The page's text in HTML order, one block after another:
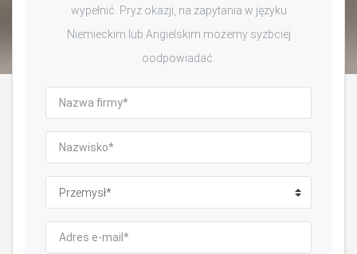
wypełnić. Pryz okazji, na zapytania w języku
Niemieckim lub Angielskim możemy syzbciej
oodpowiadać.